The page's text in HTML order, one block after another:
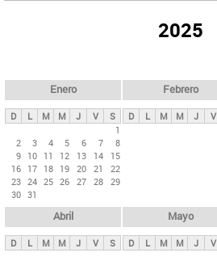
ds
p
n
c
i
p
2025
Enero
D L M M J V
S
1
2
3 4 5 6 7
8
9 10 11 12 13 14
15
16 17 18 19 20 21
22
23 24 25 26 27 28 29
30 31
Febrero
D L M M J V
Abril
D L M M J V S
Mayo
D L M M J V